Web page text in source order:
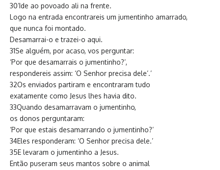
30’Ide ao povoado ali na frente.
Logo na entrada encontrareis um jumentinho amarrado,
que nunca foi montado.
Desamarrai-o e trazei-o aqui.
31Se alguém, por acaso, vos perguntar:
‘Por que desamarrais o jumentinho?’,
respondereis assim: ‘O Senhor precisa dele’.’
32Os enviados partiram e encontraram tudo
exatamente como Jesus lhes havia dito.
33Quando desamarravam o jumentinho,
os donos perguntaram:
‘Por que estais desamarrando o jumentinho?’
34Eles responderam: ‘O Senhor precisa dele.’
35E levaram o jumentinho a Jesus.
Então puseram seus mantos sobre o animal